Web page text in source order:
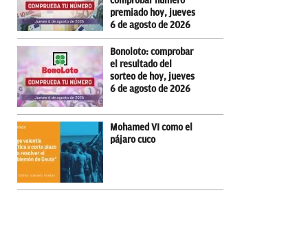
premiado hoy, jueves
6 de agosto de 2026
Bonoloto: comprobar
el resultado del
sorteo de hoy, jueves
6 de agosto de 2026
Mohamed VI como el
pájaro cuco